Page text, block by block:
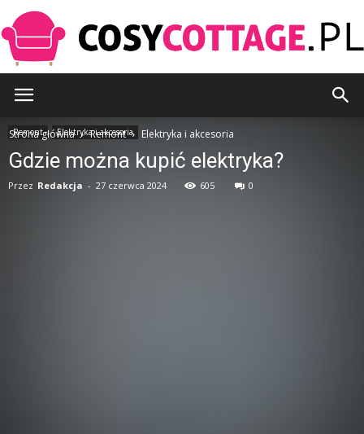
Strona główna Remont Elektryka i akcesoria
Remont Elektryka i akcesoria
Gdzie można kupić elektryka?
Przez Redakcja - 27 czerwca 2024 605 0